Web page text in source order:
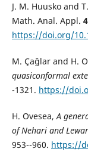
J. M. Huusko and
Math. Anal. Appl.
https://doi.org/
M. Çağlar and H.
quasiconformal
-1321. https://
H. Ovesea,A
of Nehari and
953--960. https://